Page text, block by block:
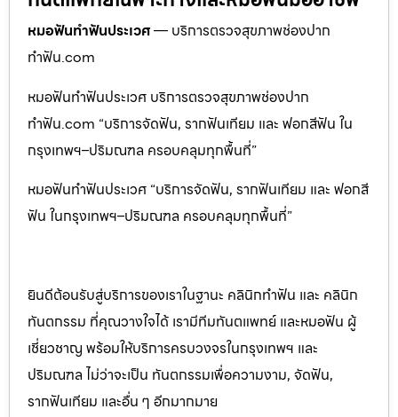
หมอฟันทำฟันประเวศ— บริการตรวจสุขภาพช่องปาก
ทำฟัน.com
หมอฟันทำฟันประเวศ บริการตรวจสุขภาพช่องปาก
ทำฟัน.com “บริการจัดฟัน, รากฟันเทียม และ ฟอกสีฟัน ใน
กรุงเทพฯ–ปริมณฑล ครอบคลุมทุกพื้นที่”
หมอฟันทำฟันประเวศ “บริการจัดฟัน, รากฟันเทียม และ ฟอกสี
ฟัน ในกรุงเทพฯ–ปริมณฑล ครอบคลุมทุกพื้นที่”
ยินดีต้อนรับสู่บริการของเราในฐานะ คลินิกทำฟัน และ คลินิก
ทันตกรรม ที่คุณวางใจได้ เรามีทีมทันตแพทย์ และหมอฟัน ผู้
เชี่ยวชาญ พร้อมให้บริการครบวงจรในกรุงเทพฯ และ
ปริมณฑล ไม่ว่าจะเป็น ทันตกรรมเพื่อความงาม, จัดฟัน,
รากฟันเทียม และอื่น ๆ อีกมากมาย